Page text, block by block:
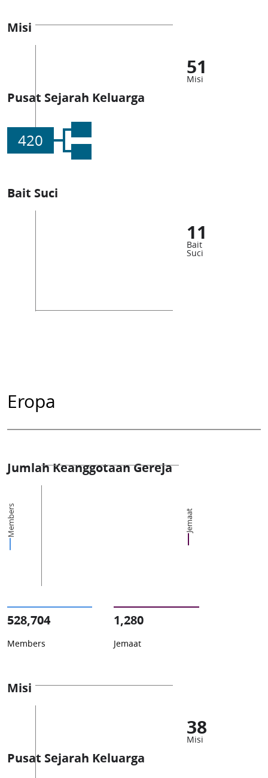
Misi
51
Misi
Pusat Sejarah Keluarga
420
Bait Suci
11
Bait
Suci
Eropa
Jumlah Keanggotaan Gereja
Members Jemaat
528,704
Members
1,280
Jemaat
Misi
38
Misi
Pusat Sejarah Keluarga